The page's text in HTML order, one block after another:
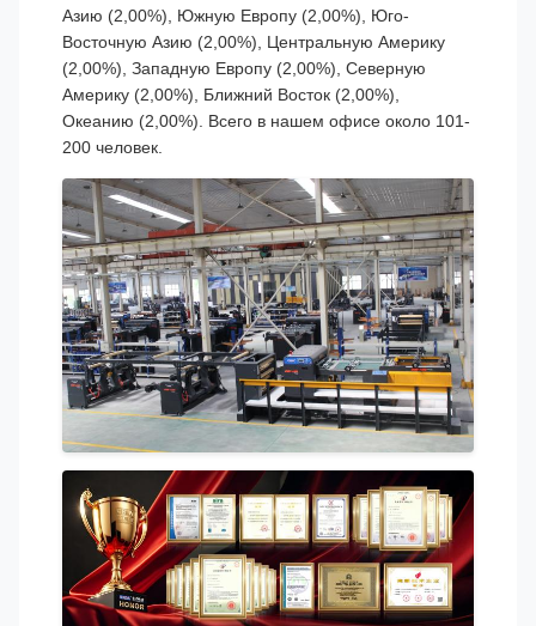
Азию (2,00%), Южную Европу (2,00%), Юго-
Восточную Азию (2,00%), Центральную Америку
(2,00%), Западную Европу (2,00%), Северную
Америку (2,00%), Ближний Восток (2,00%),
Океанию (2,00%). Всего в нашем офисе около 101-
200 человек.